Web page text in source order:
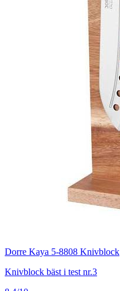
Dorre Kaya 5-8808 Knivblock
Knivblock bäst i test nr.3